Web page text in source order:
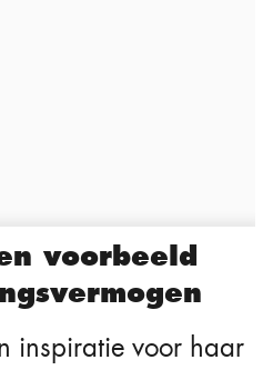
voorbeeld
inspiratie voor haar